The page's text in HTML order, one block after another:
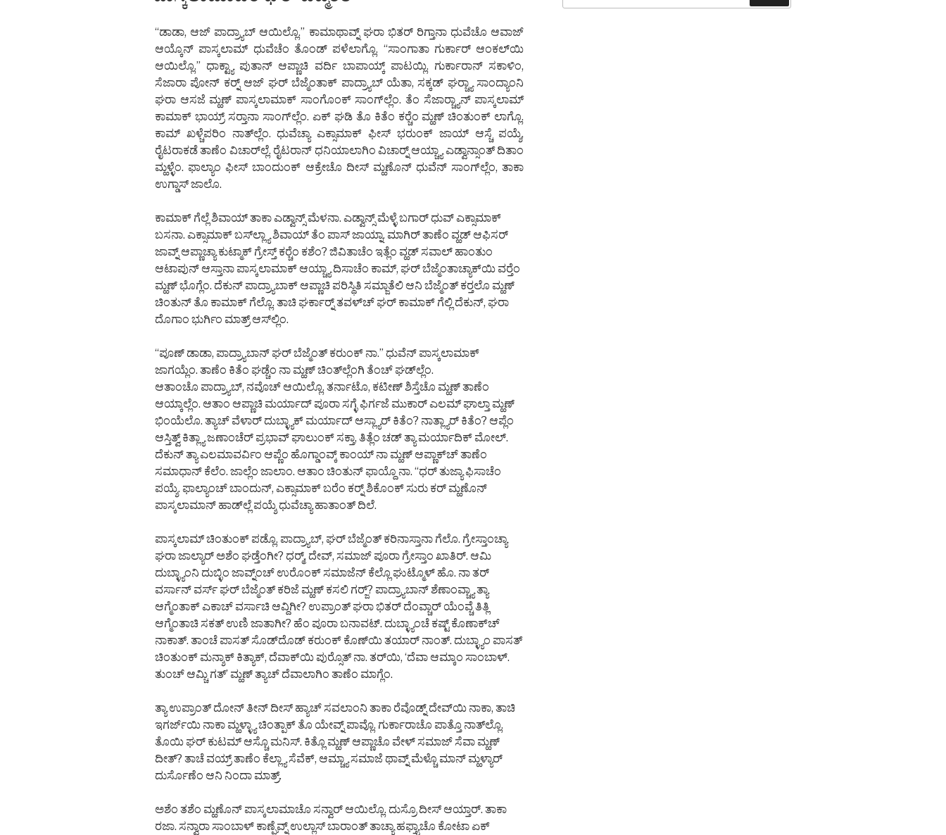
“ಡಾಡಾ, ಆಜ್ ಪಾದ್ರ್ಯಾಬ್ ಆಯಿಲ್ಲೊ.” ಕಾಮಾಥಾವ್ನ್ ಘರಾ ಭಿತರ್ ರಿಗ್ತಾನಾ ಧುವೆಚೊ ಆವಾಜ್
ಆಯ್ಕೊನ್ ಪಾಸ್ಕಲಾಮ್ ಧುವೆಚೆಂ ತೊಂಡ್ ಪಳೆಲಾಗ್ಲೊ. “ಸಾಂಗಾತಾ ಗುರ್ಕಾರ್ ಆಂಕಲ್‌ಯಿ
ಆಯಿಲ್ಲೊ.” ಧಾಕ್ಟ್ಯಾ ಪುತಾನ್ ಆಪ್ಣಾಚಿ ವರ್ದಿ ಬಾಪಾಯ್ಕ್ ಪಾಟಯ್ಲಿ. ಗುರ್ಕಾರಾನ್ ಸಕಾಳಿಂ,
ಸೆಜಾರಾ ಪೋನ್ ಕರ್‍ನ್ ಆಜ್ ಘರ್ ಬೆಜ್ಮೆಂತಾಕ್ ಪಾದ್ರ್ಯಾಬ್ ಯೆತಾ, ಸಕ್ಕಡ್ ಘರ್‍ಚ್ಯಾ ಸಾಂದ್ಯಾಂನಿ
ಘರಾ ಆಸಜೆ ಮ್ಹಣ್ ಪಾಸ್ಕಲಾಮಾಕ್ ಸಾಂಗೊಂಕ್ ಸಾಂಗ್‌ಲ್ಲೆಂ. ತೆಂ ಸೆಜಾರ್‍ಚ್ಯಾನ್ ಪಾಸ್ಕಲಾಮ್
ಕಾಮಾಕ್ ಭಾಯ್ರ್ ಸರ್‍ತಾನಾ ಸಾಂಗ್‌ಲ್ಲೆಂ. ಏಕ್ ಘಡಿ ತೊ ಕಿತೆಂ ಕರ್‍ಚೆಂ ಮ್ಹಣ್ ಚಿಂತುಂಕ್ ಲಾಗ್ಲೊ.
ಕಾಮ್ ಖಳ್ಚೆಪರಿಂ ನಾತ್‌ಲ್ಲೆಂ. ಧುವೆಚ್ಯಾ ಎಕ್ಸಾಮಾಕ್ ಫೀಸ್ ಭರುಂಕ್ ಜಾಯ್ ಆಸ್ಚೆ ಪಯ್ಶೆ,
ರೈಟರಾಕಡೆ ತಾಣೆಂ ವಿಚಾರ್‌ಲ್ಲೆ. ರೈಟರಾನ್ ಧನಿಯಾಲಾಗಿಂ ವಿಚಾರ್‍ನ್ ಆಯ್ಚ್ಯಾ ಎಡ್ವಾನ್ಸಾಂತ್ ದಿತಾಂ
ಮ್ಹಳ್ಳೆಂ. ಫಾಲ್ಯಾಂ ಫೀಸ್ ಬಾಂದುಂಕ್ ಆಕ್ರೇಚೊ ದೀಸ್ ಮ್ಹಣೊನ್ ಧುವೆನ್ ಸಾಂಗ್‌ಲ್ಲೆಂ, ತಾಕಾ
ಉಗ್ಡಾಸ್ ಜಾಲೊ.
ಕಾಮಾಕ್ ಗೆಲ್ಲೆ ಶಿವಾಯ್ ತಾಕಾ ಎಡ್ವಾನ್ಸ್ ಮೆಳನಾ. ಎಡ್ವಾನ್ಸ್ ಮೆಳ್ಳೆ ಬಗಾರ್ ಧುವ್ ಎಕ್ಸಾಮಾಕ್
ಬಸನಾ. ಎಕ್ಸಾಮಾಕ್ ಬಸ್‌ಲ್ಲ್ಯಾ ಶಿವಾಯ್ ತೆಂ ಪಾಸ್ ಜಾಯ್ನಾ. ಮಾಗಿರ್ ತಾಣೆಂ ವ್ಹಡ್ ಆಫಿಸರ್
ಜಾವ್ನ್ ಆಪ್ಣಾಚ್ಯಾ ಕುಟ್ಮಾಕ್ ಗ್ರೇಸ್ತ್ ಕರ್‍ಚೆಂ ಕಶೆಂ? ಜಿವಿತಾಚೆಂ ಇತ್ಲೆಂ ವ್ಹಡ್ ಸವಾಲ್ ಹಾಂತುಂ
ಆಟಾಪುನ್ ಆಸ್ತಾನಾ ಪಾಸ್ಕಲಾಮಾಕ್ ಆಯ್ಚ್ಯಾ ದಿಸಾಚೆಂ ಕಾಮ್, ಘರ್ ಬೆಜ್ಮೆಂತಾಚ್ಯಾಕ್‌ಯಿ ವರ್‍ತೆಂ
ಮ್ಹಣ್ ಭೊಗ್ಲೆಂ. ದೆಕುನ್ ಪಾದ್ರ್ಯಾಬಾಕ್ ಆಪ್ಣಾಚಿ ಪರಿಸ್ಥಿತಿ ಸಮ್ಜಾತೆಲಿ ಆನಿ ಬೆಜ್ಮೆಂತ್ ಕರ್‍ತಲೊ ಮ್ಹಣ್
ಚಿಂತುನ್ ತೊ ಕಾಮಾಕ್ ಗೆಲ್ಲೊ. ತಾಚಿ ಘರ್ಕಾರ್‍ನ್ ತವಳ್‌ಚ್ ಘರ್ ಕಾಮಾಕ್ ಗೆಲ್ಲಿ ದೆಕುನ್, ಘರಾ
ದೊಗಾಂ ಭುರ್ಗಿಂ ಮಾತ್ರ್ ಆಸ್‌ಲ್ಲಿಂ.
“ಪೂಣ್ ಡಾಡಾ, ಪಾದ್ರ್ಯಾಬಾನ್ ಘರ್ ಬೆಜ್ಮೆಂತ್ ಕರುಂಕ್ ನಾ.” ಧುವೆನ್ ಪಾಸ್ಕಲಾಮಾಕ್
ಜಾಗಯ್ಲೆಂ. ತಾಣೆಂ ಕಿತೆಂ ಘಡ್ಚೆಂ ನಾ ಮ್ಹಣ್ ಚಿಂತ್‌ಲ್ಲೆಂಗಿ ತೆಂಚ್ ಘಡ್‌ಲ್ಲೆಂ.
ಆತಾಂಚೊ ಪಾದ್ರ್ಯಾಬ್, ನವೊಚ್ ಆಯಿಲ್ಲೊ. ತರ್ನಾಟೊ, ಕಟೀಣ್ ಶಿಸ್ತೆಚೊ ಮ್ಹಣ್ ತಾಣೆಂ
ಆಯ್ಕಾಲ್ಲೆಂ. ಆತಾಂ ಆಪ್ಣಾಚಿ ಮರ್ಯಾದ್ ಪೂರಾ ಸಗ್ಳೆ ಫಿರ್ಗಜೆ ಮುಕಾರ್ ಎಲಮ್ ಘಾಲ್ತಾ ಮ್ಹಣ್
ಭಿಂಯೆಲೊ. ತ್ಯಾಚ್ ವೆಳಾರ್ ದುಬ್ಳ್ಯಾಕ್ ಮರ್ಯಾದ್ ಆಸ್ಲ್ಯಾರ್ ಕಿತೆಂ? ನಾತ್ಲ್ಯಾರ್ ಕಿತೆಂ? ಆಪ್ಲೆಂ
ಆಸ್ತಿತ್ವ್ ಕಿತ್ಲ್ಯಾ ಜಣಾಂಚೆರ್ ಪ್ರಭಾವ್ ಘಾಲುಂಕ್ ಸಕ್ತಾ, ತಿತ್ಲೆಂ ಚಡ್ ತ್ಯಾ ಮರ್ಯಾದಿಕ್ ಮೋಲ್.
ದೆಕುನ್ ತ್ಯಾ ಎಲಮಾವರ್ವಿಂ ಆಪ್ಣೆಂ ಹೊಗ್ಡಾಂವ್ಕ್ ಕಾಂಯ್ ನಾ ಮ್ಹಣ್ ಆಪ್ಣಾಕ್‌ಚ್ ತಾಣೆಂ
ಸಮಾಧಾನ್ ಕೆಲೆಂ. ಜಾಲ್ಲೆಂ ಜಾಲಾಂ. ಆತಾಂ ಚಿಂತುನ್ ಫಾಯ್ದೊ ನಾ. “ಧರ್ ತುಜ್ಯಾ ಫಿಸಾಚೆಂ
ಪಯ್ಶೆ. ಫಾಲ್ಯಾಂಚ್ ಬಾಂದುನ್, ಎಕ್ಸಾಮಾಕ್ ಬರೆಂ ಕರ್‍ನ್ ಶಿಕೊಂಕ್ ಸುರು ಕರ್ ಮ್ಹಣೊನ್
ಪಾಸ್ಕಲಾಮಾನ್ ಹಾಡ್‌ಲ್ಲೆ ಪಯ್ಶೆ ಧುವೆಚ್ಯಾ ಹಾತಾಂತ್ ದಿಲೆ.
ಪಾಸ್ಕಲಾಮ್ ಚಿಂತುಂಕ್ ಪಡ್ಲೊ. ಪಾದ್ರ್ಯಾಬ್, ಘರ್ ಬೆಜ್ಮೆಂತ್ ಕರಿನಾಸ್ತಾನಾ ಗೆಲೊ. ಗ್ರೇಸ್ತಾಂಚ್ಯಾ
ಘರಾ ಜಾಲ್ಯಾರ್ ಅಶೆಂ ಘಡ್ತೆಂಗೀ? ಧರ್‍ಮ್, ದೇವ್, ಸಮಾಜ್ ಪೂರಾ ಗ್ರೇಸ್ತಾಂ ಖಾತಿರ್. ಆಮಿ
ದುಬ್ಳ್ಯಾಂನಿ ದುಬ್ಳಿಂ ಜಾವ್ನ್ಂಚ್ ಉರೊಂಕ್ ಸಮಾಜೆನ್ ಕೆಲ್ಲೊ ಘುಟ್ಮೊಳ್ ಹೊ. ನಾ ತರ್
ವರ್ಸಾನ್ ವರ್ಸ್ ಘರ್ ಬೆಜ್ಮೆಂತ್ ಕರಿಜೆ ಮ್ಹಣ್ ಕಸಲಿ ಗರ್‍ಜ್? ಪಾದ್ರ್ಯಾಬಾನ್ ಶೆಣಾಂವ್ಚ್ಯಾ ತ್ಯಾ
ಆಗ್ಮೆಂತಾಕ್ ಎಕಾಚ್ ವರ್ಸಾಚಿ ಆವ್ದಿಗೀ? ಉಪ್ರಾಂತ್ ಘರಾ ಭಿತರ್ ದೆಂವ್ಚಾರ್ ಯೆಂವ್ಚೆ ತಿತ್ಲಿ
ಆಗ್ಮೆಂತಾಚಿ ಸಕತ್ ಉಣಿ ಜಾತಾಗೀ? ಹೆಂ ಪೂರಾ ಬನಾವಟ್. ದುಬ್ಳ್ಯಾಂಚೆ ಕಷ್ಟ್ ಕೊಣಾಕ್‌ಚ್
ನಾಕಾತ್. ತಾಂಚೆ ಪಾಸತ್ ಸೊಡ್‌ದೊಡ್ ಕರುಂಕ್ ಕೊಣ್‌ಯಿ ತಯಾರ್ ನಾಂತ್. ದುಬ್ಳ್ಯಾಂ ಪಾಸತ್
ಚಿಂತುಂಕ್ ಮನ್ಶಾಕ್ ಕಿತ್ಯಾಕ್, ದೆವಾಕ್‌ಯಿ ಪುರ್‍ಸೊತ್ ನಾ. ತರ್‌ಯಿ, ‘ದೆವಾ ಆಮ್ಕಾಂ ಸಾಂಬಾಳ್.
ತುಂಚ್ ಆಮ್ಚಿ ಗತ್’ ಮ್ಹಣ್ ತ್ಯಾಚ್ ದೆವಾಲಾಗಿಂ ತಾಣೆಂ ಮಾಗ್ಲೆಂ.
ತ್ಯಾ ಉಪ್ರಾಂತ್ ದೋನ್ ತೀನ್ ದೀಸ್ ಹ್ಯಾಚ್ ಸವಲಾಂನಿ ತಾಕಾ ರೆವೊಡ್ನ್ ದೇವ್‌ಯಿ ನಾಕಾ, ತಾಚಿ
ಇಗರ್ಜ್‌ಯಿ ನಾಕಾ ಮ್ಹಳ್ಳ್ಯಾ ಚಿಂತ್ಪಾಕ್ ತೊ ಯೇವ್ನ್ ಪಾವ್ಲೊ. ಗುರ್ಕಾರಾಚೊ ಪಾತ್ತೊ ನಾತ್‌ಲ್ಲೊ.
ತೊಯಿ ಘರ್ ಕುಟಮ್ ಆಸ್ಚೊ ಮನಿಸ್. ಕಿತ್ಲೊ ಮ್ಹಣ್ ಆಪ್ಣಾಚೊ ವೇಳ್ ಸಮಾಜ್ ಸೆವಾ ಮ್ಹಣ್
ದೀತ್? ತಾಚೆ ವಯ್ರ್ ತಾಣೆಂ ಕೆಲ್ಲ್ಯಾ ಸೆವೆಕ್, ಆಮ್ಚ್ಯಾ ಸಮಾಜೆ ಥಾವ್ನ್ ಮೆಳ್ಚೊ ಮಾನ್ ಮ್ಹಳ್ಯಾರ್
ದುರ್ಸೊಣೆಂ ಆನಿ ನಿಂದಾ ಮಾತ್ರ್.
ಅಶೆಂ ತಶೆಂ ಮ್ಹಣೊನ್ ಪಾಸ್ಕಲಾಮಾಚೊ ಸನ್ವಾರ್ ಆಯಿಲ್ಲೊ. ದುಸ್ರೊ ದೀಸ್ ಆಯ್ತಾರ್. ತಾಕಾ
ರಜಾ. ಸನ್ವಾರಾ ಸಾಂಬಾಳ್ ಕಾಣ್ಘೆವ್ನ್ ಉಲ್ಲಾಸ್ ಬಾರಾಂತ್ ತಾಚ್ಯಾ ಹಫ್ತ್ಯಾಚೊ ಕೋಟಾ ಏಕ್